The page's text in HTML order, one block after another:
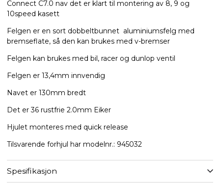
Connect C7.0 nav det er klart til montering av 8, 9 og
10speed kasett
Felgen er en sort dobbeltbunnet aluminiumsfelg med
bremseflate, så den kan brukes med v-bremser
Felgen kan brukes med bil, racer og dunlop ventil
Felgen er 13,4mm innvendig
Navet er 130mm bredt
Det er 36 rustfrie 2.0mm Eiker
Hjulet monteres med quick release
​Tilsvarende forhjul har modelnr.: ​945032
Spesifikasjon